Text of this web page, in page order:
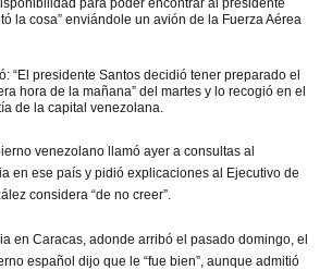
para poder encontrar al presidente
la cosa” enviándole un avión de la Fuerza Aérea
“El presidente Santos decidió tener preparado el
hora de la mañana” del martes y lo recogió en el
de la capital venezolana.
venezolano llamó ayer a consultas al
en ese país y pidió explicaciones al Ejecutivo de
considera “de no creer”.
en Caracas, adonde arribó el pasado domingo, el
español dijo que le “fue bien”, aunque admitió